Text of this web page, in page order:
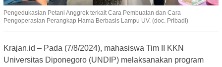
Pengedukasian Petani Anggrek terkait Cara Pembuatan dan Cara
Pengoperasian Perangkap Hama Berbasis Lampu UV. (doc. Pribadi)
Krajan.id – Pada (7/8/2024), mahasiswa Tim II KKN
Universitas Diponegoro (UNDIP) melaksanakan program